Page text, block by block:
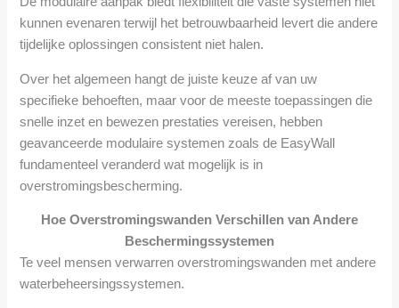
kunnen evenaren terwijl het betrouwbaarheid levert die andere
tijdelijke oplossingen consistent niet halen.
Over het algemeen hangt de juiste keuze af van uw
specifieke behoeften, maar voor de meeste toepassingen die
snelle inzet en bewezen prestaties vereisen, hebben
geavanceerde modulaire systemen zoals de EasyWall
fundamenteel veranderd wat mogelijk is in
overstromingsbescherming.
Hoe Overstromingswanden Verschillen van Andere
Beschermingssystemen
Te veel mensen verwarren overstromingswanden met andere
waterbeheersingssystemen.